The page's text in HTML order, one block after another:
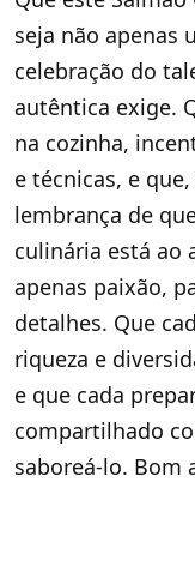
seja não apenas
celebração do
autêntica exige.
na cozinha,
e técnicas, e
lembrança de
culinária está ao
apenas paixão,
detalhes. Que
riqueza e
e que cada
compartilhado
saboreá-lo. Bom